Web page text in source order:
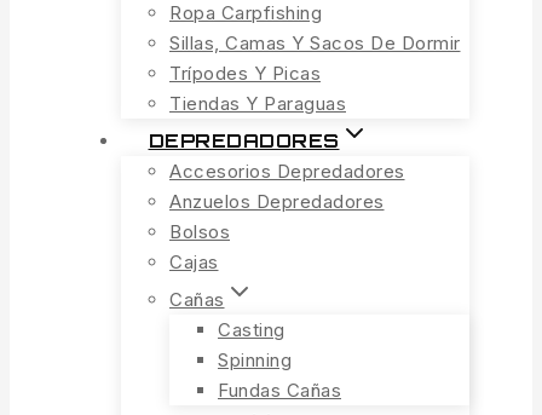
Ropa Carpfishing
Sillas, Camas Y Sacos De Dormir
Trípodes Y Picas
Tiendas Y Paraguas
DEPREDADORES
Accesorios Depredadores
Anzuelos Depredadores
Bolsos
Cajas
Cañas
Casting
Spinning
Fundas Cañas